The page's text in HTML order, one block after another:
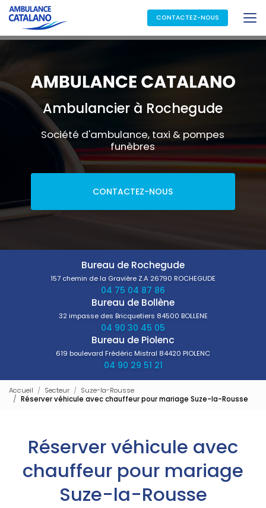
Aller
au
contenu
principal
CONTACTEZ-NOUS
Ambulancier à Rochegude
Société d'ambulance, taxi & pompes
funèbres
CONTACTEZ-NOUS
Bureau de Rochegude
157 chemin de la Gravière Z.A 26790 ROCHEGUDE
04 75 04 87 86
Bureau de Bollène
32 impasse des Bricquetiers 84500 BOLLENE
04 90 30 45 05
Bureau de Piolenc
619 boulevard Frédéric Mistral 84420 PIOLENC
04 90 29 51 21
Accueil Secteur
Suze-la-Rousse
Réserver véhicule avec chauffeur pour mariage Suze-la-Rousse
Réserver véhicule avec
chauffeur pour mariage
Suze-la-Rousse